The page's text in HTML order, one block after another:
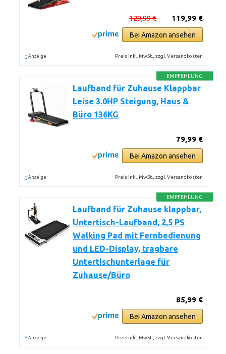
119,99 €
129,99 €
Bei Amazon ansehen
* Anzeige Preis inkl. MwSt., zzgl. Versandkosten
EMPFEHLUNG
Laufband für Zuhause Klappbar
Leise 3.0HP Steigung, Haus &
Büro 136KG
79,99 €
Bei Amazon ansehen
* Anzeige Preis inkl. MwSt., zzgl. Versandkosten
EMPFEHLUNG
Laufband für Zuhause klappbar,
Untertisch-Laufband, 2,5 PS
Walking Pad mit Fernbedienung
und LED-Display, tragbare
Untertischunterlage für
Zuhause/Büro
85,99 €
Bei Amazon ansehen
* Anzeige Preis inkl. MwSt., zzgl. Versandkosten